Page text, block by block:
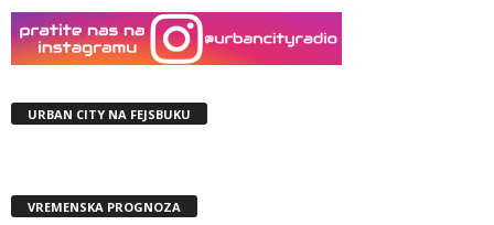
URBAN CITY NA FEJSBUKU
VREMENSKA PROGNOZA